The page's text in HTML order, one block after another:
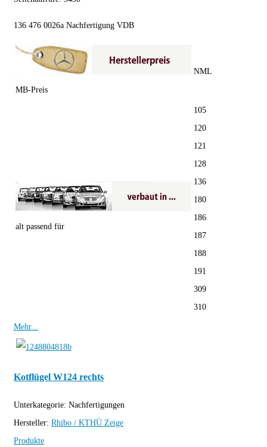
136 476 0026a Nachfertigung VDB
MB-Preis
NML
alt passend für
105
120
121
128
136
180
186
187
188
191
309
310
Mehr...
Kotflügel W124 rechts
Unterkategorie: Nachfertigungen
Hersteller: Rhibo / KTHÜ Zeige
Produkte